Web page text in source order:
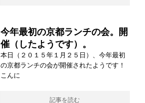
今年最初の京都ランチの会。開
催（したようです）。
本日（２０１５年１月２５日）、今年最初
の京都ランチの会が開催されたようです！
こんに
記事を読む